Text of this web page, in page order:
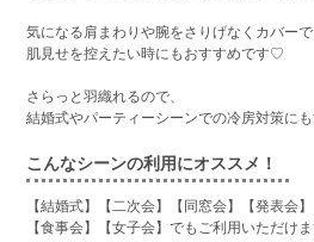
気になる肩まわりや腕をさりげなくカバーで
肌見せを控えたい時にもおすすめです♡
さらっと羽織れるので、
結婚式やパーティーシーンでの冷房対策にも
こんなシーンの利用にオススメ！
【結婚式】【二次会】【同窓会】【発表会】
【食事会】【女子会】でもご利用いただけま